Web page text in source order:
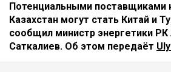
Потенциальными поставщиками
Казахстан могут стать Китай и
сообщил министр энергетики
Саткалиев. Об этом передаёт